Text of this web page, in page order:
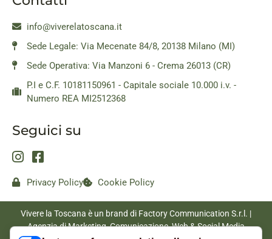
info@viverelatoscana.it
Sede Legale: Via Mecenate 84/8, 20138 Milano (MI)
Sede Operativa: Via Manzoni 6 - Crema 26013 (CR)
P.I e C.F. 10181150961 - Capitale sociale 10.000 i.v. -
Numero REA MI2512368
Seguici su
Privacy Policy Cookie Policy
Vivere la Toscana è un brand di Factory Communication S.r.l. |
Agenzia di Marketing, Comunicazione, Web & Social Media